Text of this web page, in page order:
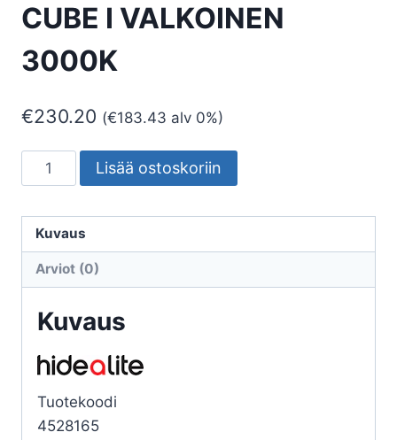
CUBE I VALKOINEN
3000K
€230.20 (€183.43 alv 0%)
SEINÄVALAISIN
ULKO
VALKOINEN
Lisää ostoskoriin
Kuvaus
Arviot (0)
Kuvaus
Tuotekoodi
4528165